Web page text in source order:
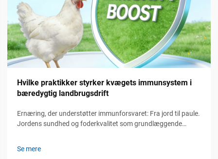
Hvilke praktikker styrker kvægets immunsystem i
bæredygtig landbrugsdrift
Ernæring, der understøtter immunforsvaret: Fra jord til paule.
Jordens sundhed og foderkvalitet som grundlæggende
Se mere